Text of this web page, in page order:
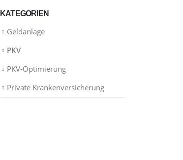
KATEGORIEN
Geldanlage
PKV
PKV-Optimierung
Private Krankenversicherung